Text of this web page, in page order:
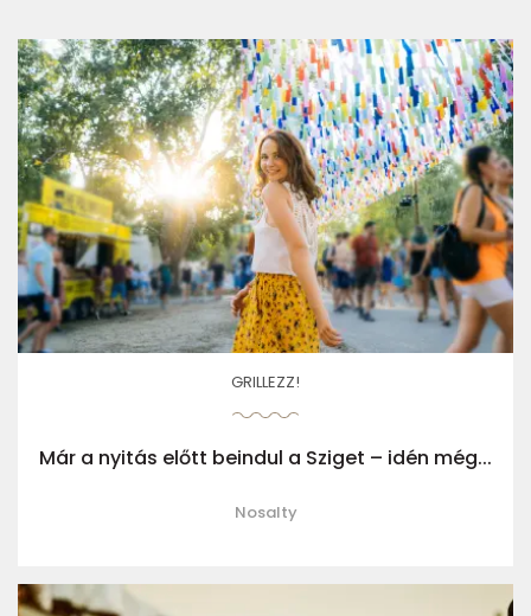
GRILLEZZ!
Már a nyitás előtt beindul a Sziget – idén még...
Nosalty